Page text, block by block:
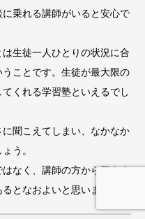
乗れる講師がいると安心で
生徒一人ひとりの状況に合
ことです。生徒が最大限の
くれる学習塾といえるでし
聞こえてしまい、なかなか
う。
なく、講師の方から気さく
となおよいと思います。